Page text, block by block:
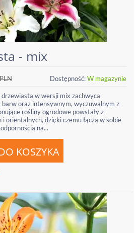
- mix
PLN Dostępność:W magazynie
w wersji mix zachwyca
barw oraz intensywnym, wyczuwalnym z
rośliny ogrodowe powstały z
orientalnych, dzięki czemu łączą w sobie
na...